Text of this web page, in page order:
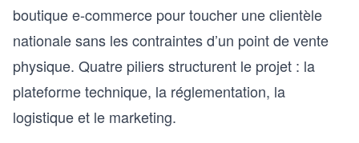
boutique e-commerce pour toucher une clientèle
nationale sans les contraintes d’un point de vente
physique. Quatre piliers structurent le projet : la
plateforme technique, la réglementation, la
logistique et le marketing.